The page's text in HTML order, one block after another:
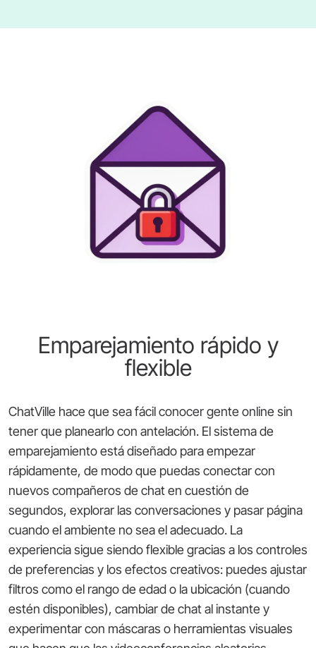
Emparejamiento rápido y
flexible
ChatVille hace que sea fácil conocer gente online sin
tener que planearlo con antelación. El sistema de
emparejamiento está diseñado para empezar
rápidamente, de modo que puedas conectar con
nuevos compañeros de chat en cuestión de
segundos, explorar las conversaciones y pasar página
cuando el ambiente no sea el adecuado. La
experiencia sigue siendo flexible gracias a los controles
de preferencias y los efectos creativos: puedes ajustar
filtros como el rango de edad o la ubicación (cuando
estén disponibles), cambiar de chat al instante y
experimentar con máscaras o herramientas visuales